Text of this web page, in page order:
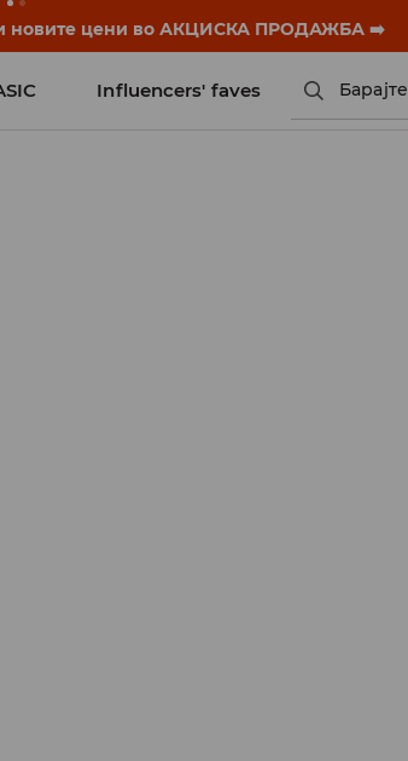
новите цени во АКЦИСКА ПРОДАЖБА ➡️
Influencers' faves Барајте